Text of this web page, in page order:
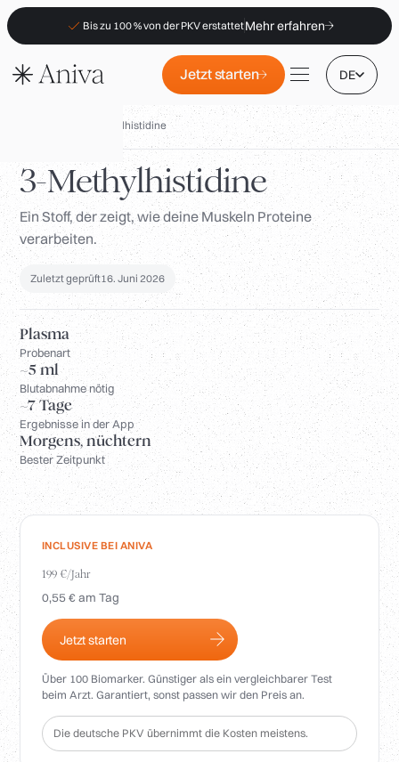
Bis zu 100 % von der PKV erstattetMehr erfahren
Jetzt starten DE
Standorte
Mitgliedschaft
B2B
FAQs
PKV-Erstattung
Für Apotheken
Anmelden
3-Methylhistidine
3-Methylhistidine
Ein Stoff, der zeigt, wie deine Muskeln Proteine
verarbeiten.
Zuletzt geprüft16. Juni 2026
Plasma
Probenart
~5 ml
Blutabnahme nötig
~7 Tage
Ergebnisse in der App
Morgens, nüchtern
Bester Zeitpunkt
INCLUSIVE BEI ANIVA
199 €/Jahr
0,55 € am Tag
Jetzt starten
Über 100 Biomarker. Günstiger als ein vergleichbarer Test
beim Arzt. Garantiert, sonst passen wir den Preis an.
Die deutsche PKV übernimmt die Kosten meistens.